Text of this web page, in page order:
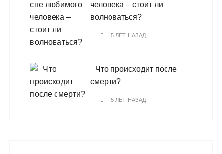
человека – стоит ли
волноваться?
5 ЛЕТ НАЗАД
Что происходит после
смерти?
5 ЛЕТ НАЗАД